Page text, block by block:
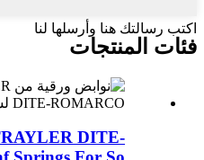
اكتب رسالتك هنا وأرسلها لنا
فئات المنتجات
DITE-